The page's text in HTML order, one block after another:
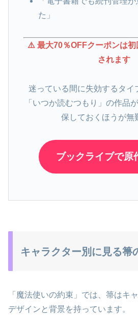
た」
⚠️ 最大70％OFFクーポンは初
されます
迷っている間に失効するタイ
「いつか読むつもり」の作品
保しておくほうが無
ブックライブで原
キャラクター別に見る箒
「魔法使いの約束」では、箒はキ
デザインと背景を持っています。